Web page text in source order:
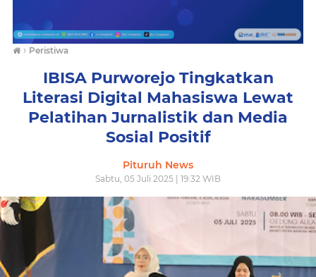
› Peristiwa
IBISA Purworejo Tingkatkan
Literasi Digital Mahasiswa Lewat
Pelatihan Jurnalistik dan Media
Sosial Positif
Pituruh News
Sabtu, 05 Juli 2025 | 19:32 WIB